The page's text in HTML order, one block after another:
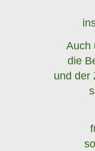
Auch
die
und der